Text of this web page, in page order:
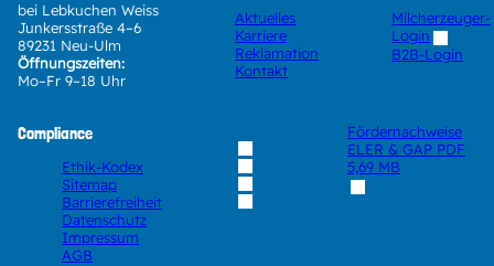
bei Lebkuchen Weiss
Junkersstraße 4–6
89231 Neu-Ulm
Öffnungszeiten:
Mo–Fr 9–18 Uhr
Aktuelles
Karriere
Reklamation
Kontakt
Milcherzeuger-
Login
B2B-Login
Compliance
Ethik-Kodex
Sitemap
Barrierefreiheit
Datenschutz
Impressum
AGB
Fördernachweise
ELER & GAP PDF
5,69 MB